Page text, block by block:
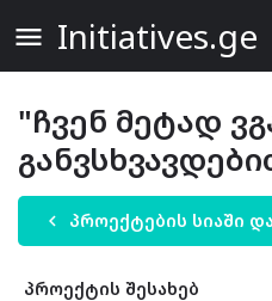
Initiatives.ge
"ჩვენ მეტად
პროექტების სიაში
პროექტის შესახებ